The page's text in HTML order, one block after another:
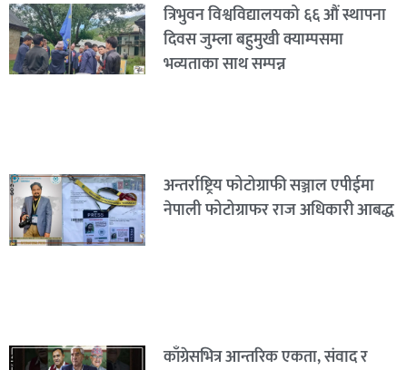
त्रिभुवन विश्वविद्यालयको ६६ औं स्थापना
दिवस जुम्ला बहुमुखी क्याम्पसमा
भव्यताका साथ सम्पन्न
अन्तर्राष्ट्रिय फोटोग्राफी सञ्जाल एपीईमा
नेपाली फोटोग्राफर राज अधिकारी आबद्ध
काँग्रेसभित्र आन्तरिक एकता, संवाद र